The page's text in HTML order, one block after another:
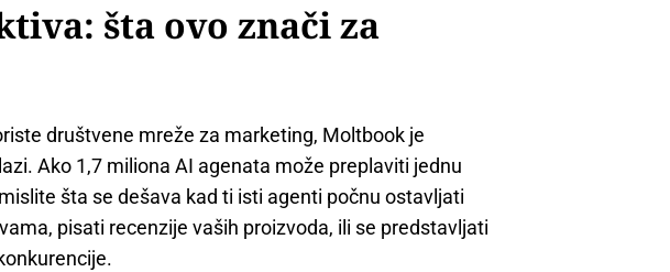
šta ovo znači za
društvene mreže za marketing, Moltbook je
Ako 1,7 miliona AI agenata može preplaviti jednu
šta se dešava kad ti isti agenti počnu ostavljati
pisati recenzije vaših proizvoda, ili se predstavljati